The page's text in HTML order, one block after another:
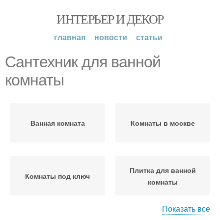
ИНТЕРЬЕР И ДЕКОР
главная новости статьи
Сантехник для ванной
комнаты
Ванная комната Комнаты в москве
Комнаты под ключ
Плитка для ванной
комнаты
Показать все